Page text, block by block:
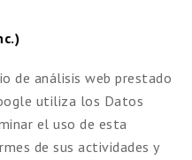
de análisis web prestado
utiliza los Datos
el uso de esta
de sus actividades y